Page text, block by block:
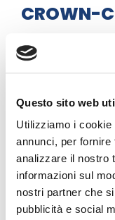
Questo sito web
Utilizziamo i
annunci, per
analizzare il nostro
informazioni sul
nostri partner che
pubblicità e social
CROWN-C
Order code
Watt (W)
CCT (K)
CRI
Lumen